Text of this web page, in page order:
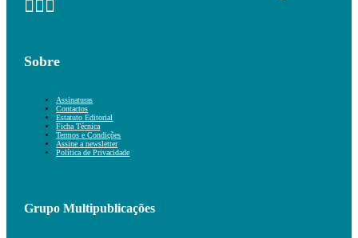
Sobre
Assinaturas
Contactos
Estatuto Editorial
Ficha Técnica
Termos e Condições
Assine a newsletter
Política de Privacidade
Grupo Multipublicações